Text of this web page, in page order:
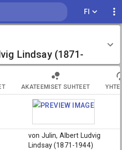
FI
Lindsay (1871-
AKATEEMISET SUHTEET
von Julin, Albert Ludvig
Lindsay (1871-1944)